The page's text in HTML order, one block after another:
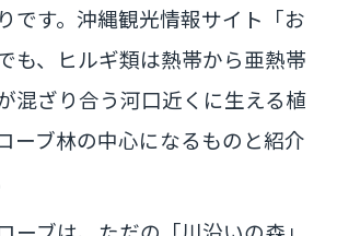
です。沖縄観光情報サイト「お
も、ヒルギ類は熱帯から亜熱帯
混ざり合う河口近くに生える植
ーブ林の中心になるものと紹介